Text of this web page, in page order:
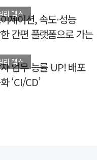
리 랩스
제이션, 속도∙성능
간편 플랫폼으로 가는
리 랩스
업무 능률 UP! 배포
‘CI/CD’